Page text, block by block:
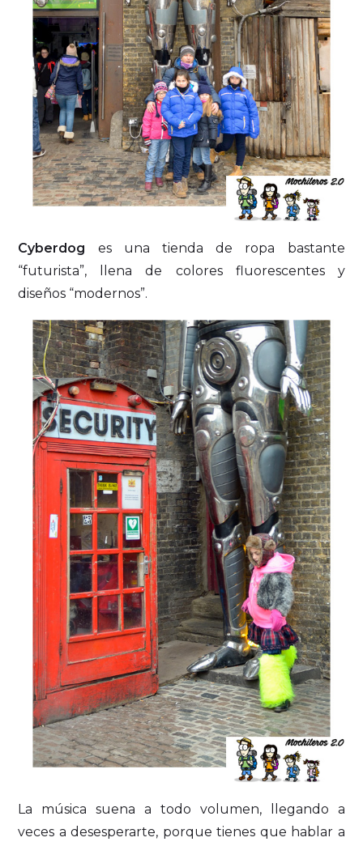
Cyberdog es una tienda de ropa bastante
“futurista”, llena de colores fluorescentes y
diseños “modernos”.
La música suena a todo volumen, llegando a
veces a desesperarte, porque tienes que hablar a